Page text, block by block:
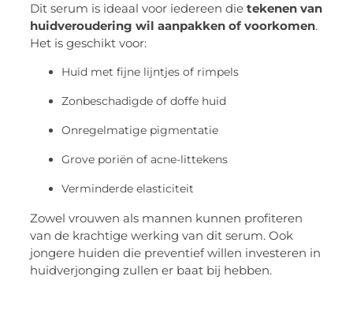
Dit serum is ideaal voor iedereen dietekenen van
huidveroudering wil aanpakken of voorkomen.
Het is geschikt voor:
Huid met fijne lijntjes of rimpels
Zonbeschadigde of doffe huid
Onregelmatige pigmentatie
Grove poriën of acne-littekens
Verminderde elasticiteit
Zowel vrouwen als mannen kunnen profiteren
van de krachtige werking van dit serum. Ook
jongere huiden die preventief willen investeren in
huidverjonging zullen er baat bij hebben.